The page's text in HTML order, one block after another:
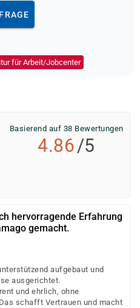
(ESF)
private Kostenträger
möglich ist,
für Arbeit/Jobcenter
Basierend auf 38 Bewertungen
4.86/5
hervorragende Erfahrung
gemacht.
aufgebaut und
ausgerichtet.
und ehrlich, ohne
schafft Vertrauen und macht